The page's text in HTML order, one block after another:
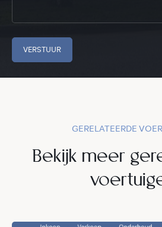
VERSTUUR
GERELATEERDE
Bekijk meer